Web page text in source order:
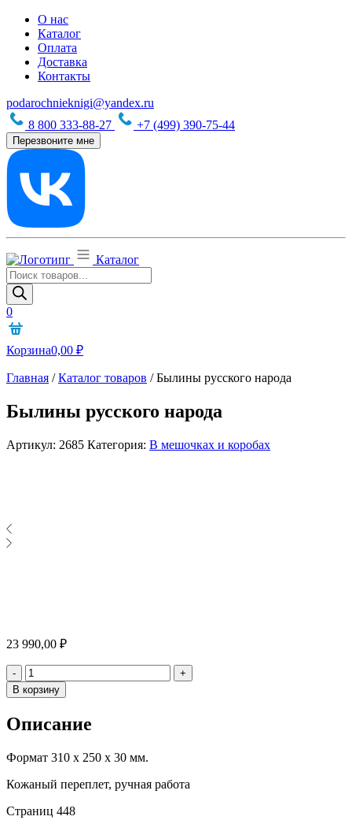
О нас
Каталог
Оплата
Доставка
Контакты
podarochnieknigi@yandex.ru
8 800 333-88-27
+7 (499) 390-75-44
Перезвоните мне
Каталог
Поиск
товаров
0
Корзина0,00 ₽
Главная /Каталог товаров /Былины русского народа
Былины русского народа
Артикул: 2685 Категория: В мешочках и коробах
23 990,00 ₽
- Количество
+
В корзину
Описание
Формат 310 х 250 х 30 мм.
Кожаный переплет, ручная работа
Страниц 448